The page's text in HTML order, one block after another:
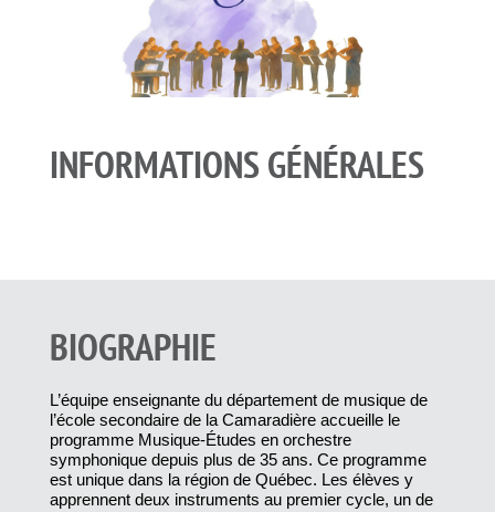
INFORMATIONS GÉNÉRALES
BIOGRAPHIE
L’équipe enseignante du département de musique de
l’école secondaire de la Camaradière accueille le
programme Musique-Études en orchestre
symphonique depuis plus de 35 ans. Ce programme
est unique dans la région de Québec. Les élèves y
apprennent deux instruments au premier cycle, un de